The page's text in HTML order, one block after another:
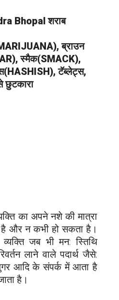
Bhopal शराब
ब्राउन
स्मैक(SMACK),
टॅब्लेट्स,
छुटकारा
का अपने नशे की मात्रा
है और न कभी हो सकता है।
व्यक्ति जब भी मन: स्तिथि
लाने वाले पदार्थ जैसे:
आदि के संपर्क में आता है
है।